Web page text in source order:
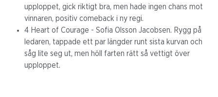
upploppet, gick riktigt bra, men hade ingen chans mot
vinnaren, positiv comeback i ny regi.
4 Heart of Courage - Sofia Olsson Jacobsen. Rygg på
ledaren, tappade ett par längder runt sista kurvan och
såg lite seg ut, men höll farten rätt så vettigt över
upploppet.